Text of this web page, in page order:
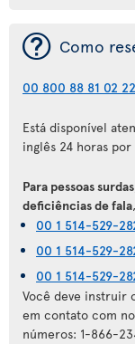
¯ Como
00 800 88 81 02 22
Está disponível
inglês 24 horas
Para pessoas
deficiências de fala
00 1 514-529-
00 1 514-529-
00 1 514-529-
Você deve instruir
em contato com
números: 1-866-